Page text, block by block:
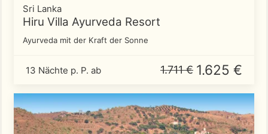
Sri Lanka
Hiru Villa Ayurveda Resort
Ayurveda mit der Kraft der Sonne
13 Nächte p. P. ab 1.711 € 1.625 €